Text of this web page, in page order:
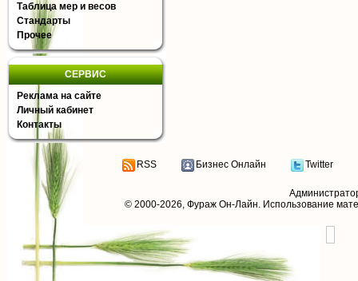
Таблица мер и весов
Стандарты
Прочее
СЕРВИС
Реклама на сайте
Личный кабинет
Контакты
RSS Бизнес Онлайн Twitter
© 2000-2026, Фураж Он-Лайн. Использование